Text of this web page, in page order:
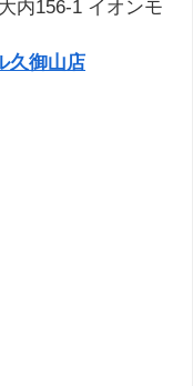
内156-1 イオンモ
久御山店